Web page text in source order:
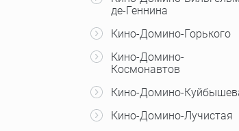
де-Геннина
Кино-Домино-Горького
Кино-Домино-
Космонавтов
Кино-Домино-
Кино-Домино-Лучистая